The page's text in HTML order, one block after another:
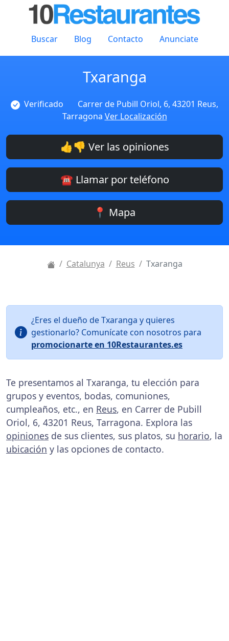
Buscar Blog Contacto Anunciate
Txaranga
Verificado
Carrer de Pubill Oriol, 6, 43201 Reus,
Tarragona Ver Localización
👍👎 Ver las opiniones
☎️ Llamar por teléfono
📍 Mapa
Catalunya Reus Txaranga
¿Eres el dueño de Txaranga y quieres
gestionarlo? Comunícate con nosotros para
promocionarte en 10Restaurantes.es
Te presentamos al Txaranga, tu elección para
grupos y eventos, bodas, comuniones,
cumpleaños, etc., en Reus, en Carrer de Pubill
Oriol, 6, 43201 Reus, Tarragona. Explora las
opiniones de sus clientes, sus platos, su horario, la
ubicación y las opciones de contacto.